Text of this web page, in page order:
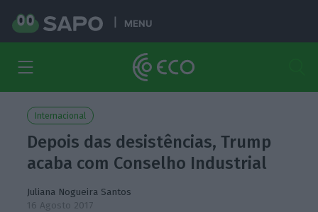
MENU
Internacional
Depois das desistências, Trump
acaba com Conselho Industrial
Juliana Nogueira Santos
16 Agosto 2017